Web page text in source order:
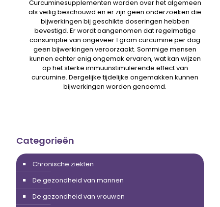
Curcuminesupplementen worden over het algemeen
als veilig beschouwd en er zijn geen onderzoeken die
bijwerkingen bij geschikte doseringen hebben
bevestigd. Er wordt aangenomen dat regelmatige
consumptie van ongeveer 1 gram curcumine per dag
geen bijwerkingen veroorzaakt. Sommige mensen
kunnen echter enig ongemak ervaren, wat kan wijzen
op het sterke immuunstimulerende effect van
curcumine. Dergelijke tijdelijke ongemakken kunnen
bijwerkingen worden genoemd.
Categorieën
Chronische ziekten
De gezondheid van mannen
De gezondheid van vrouwen